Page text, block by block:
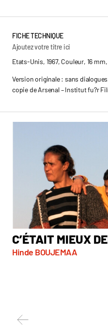
FICHE TECHNIQUE
Ajoutez votre titre ici
Etats-Unis, 1967, Couleur, 16 mm,
Version originale : sans
copie de Arsenal – Institut fu?r
C’ÉTAIT MIEUX
Hinde BOUJEMAA